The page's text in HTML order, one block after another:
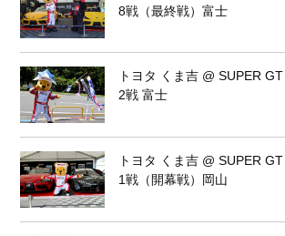
8戦（最終戦）富士
トヨタ くま吉 @ SUPER
2戦 富士
トヨタ くま吉 @ SUPER
1戦（開幕戦）岡山